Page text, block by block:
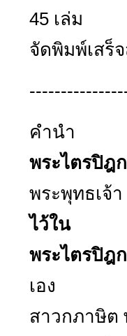
45 เล่ม
จัดพิมพ์เสร็
คำนำ
พระไตรปิฎก
พระพุทธเจ้
ไว้ใน
พระไตรปิฎก
เอง
สาวกภาษิต